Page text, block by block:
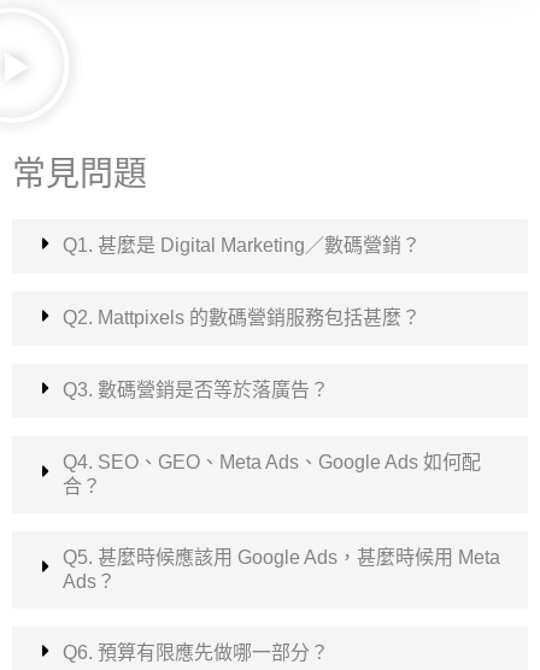
常見問題
Q1. 甚麼是 Digital Marketing／數碼營銷？
Q2. Mattpixels 的數碼營銷服務包括甚麼？
Q3. 數碼營銷是否等於落廣告？
Q4. SEO、GEO、Meta Ads、Google Ads 如何配
合？
Q5. 甚麼時候應該用 Google Ads，甚麼時候用 Meta
Ads？
Q6. 預算有限應先做哪一部分？